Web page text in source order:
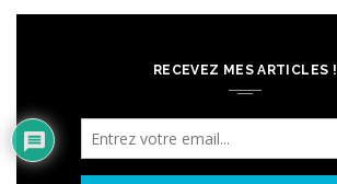
RECEVEZ MES ARTICLES !